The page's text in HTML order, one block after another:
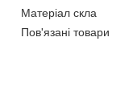
Матеріал скла
Пов'язані товари